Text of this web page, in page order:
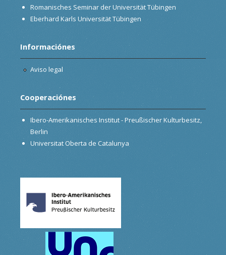
Romanisches Seminar der Universität Tübingen
Eberhard Karls Universität Tübingen
Informaciónes
Aviso legal
Cooperaciónes
Ibero-Amerikanisches Institut - Preußischer Kulturbesitz,
Berlin
Universitat Oberta de Catalunya